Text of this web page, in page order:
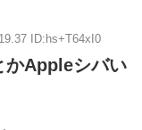
ID:hs+T64xI0
かAppleシバい